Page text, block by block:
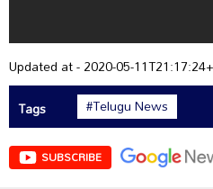
Updated at - 2020-05-
Tags
#Telugu News
SUBSCRIBE